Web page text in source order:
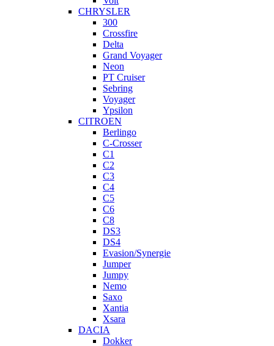
CHRYSLER
300
Crossfire
Delta
Grand Voyager
Neon
PT Cruiser
Sebring
Voyager
Ypsilon
CITROEN
Berlingo
C-Crosser
C1
C2
C3
C4
C5
C6
C8
DS3
DS4
Evasion/Synergie
Jumper
Jumpy
Nemo
Saxo
Xantia
Xsara
DACIA
Dokker